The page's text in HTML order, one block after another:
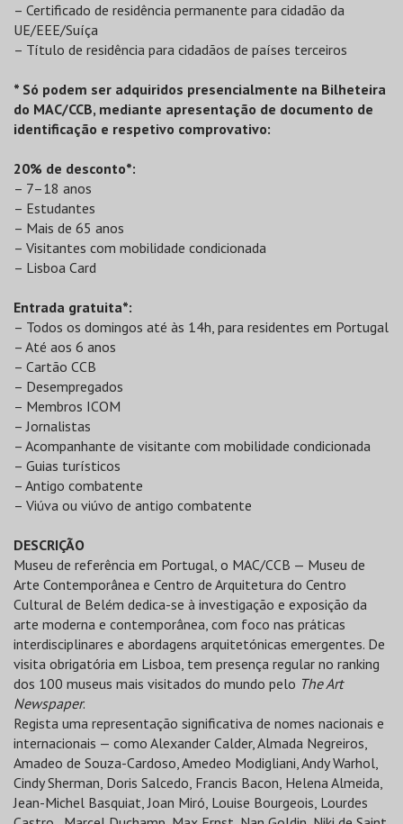
– Certificado de residência permanente para cidadão da
UE/EEE/Suíça
– Título de residência para cidadãos de países terceiros
* Só podem ser adquiridos presencialmente na Bilheteira
do MAC/CCB, mediante apresentação de documento de
identificação e respetivo comprovativo:
20% de desconto*:
– 7–18 anos
– Estudantes
– Mais de 65 anos
– Visitantes com mobilidade condicionada
– Lisboa Card
Entrada gratuita*:
– Todos os domingos até às 14h, para residentes em Portugal
– Até aos 6 anos
– Cartão CCB
– Desempregados
– Membros ICOM
– Jornalistas
– Acompanhante de visitante com mobilidade condicionada
– Guias turísticos
– Antigo combatente
– Viúva ou viúvo de antigo combatente
DESCRIÇÃO
Museu de referência em Portugal, o MAC/CCB — Museu de
Arte Contemporânea e Centro de Arquitetura do Centro
Cultural de Belém dedica-se à investigação e exposição da
arte moderna e contemporânea, com foco nas práticas
interdisciplinares e abordagens arquitetónicas emergentes. De
visita obrigatória em Lisboa, tem presença regular no ranking
dos 100 museus mais visitados do mundo pelo The Art
Newspaper.
Regista uma representação significativa de nomes nacionais e
internacionais — como Alexander Calder, Almada Negreiros,
Amadeo de Souza-Cardoso, Amedeo Modigliani, Andy Warhol,
Cindy Sherman, Doris Salcedo, Francis Bacon, Helena Almeida,
Jean-Michel Basquiat, Joan Miró, Louise Bourgeois, Lourdes